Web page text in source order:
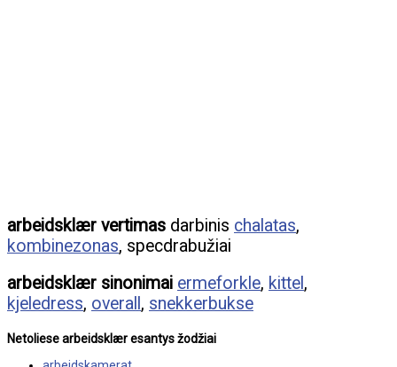
arbeidsklær vertimas darbinis chalatas,
kombinezonas, specdrabužiai
arbeidsklær sinonimai ermeforkle, kittel ,
kjeledress, overall , snekkerbukse
Netoliese arbeidsklær esantys žodžiai